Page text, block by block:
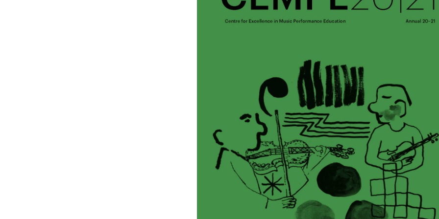
KONSERTER OG ARRANGEMENTER
Arrangementer for ansatte
Gjennomføre konserter og arrangementer
Markedsføring, program og plakat
Låne utstyr – lyd, lys og video
Konsertopptak